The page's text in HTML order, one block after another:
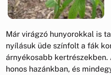
Már virágzó hunyorokkal is
nyílásuk üde színfolt a fák
árnyékosabb kertrészekben.
honos hazánkban, és